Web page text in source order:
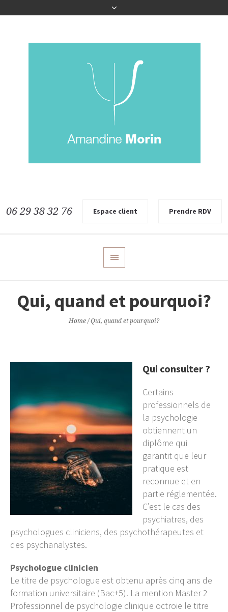
06 29 38 32 76 Espace client Prendre RDV
Qui, quand et pourquoi?
Home /Qui, quand et pourquoi?
Qui consulter ?
Certains
professionnels de
la psychologie
obtiennent un
diplôme qui
garantit que leur
pratique est
reconnue et en
partie réglementée.
C’est le cas des
psychiatres, des
psychologues cliniciens, des psychothérapeutes et
des psychanalystes.
Psychologue clinicien
Le titre de psychologue est obtenu après cinq ans de
formation universitaire (Bac+5). La mention Master 2
Professionnel de psychologie clinique octroie le titre